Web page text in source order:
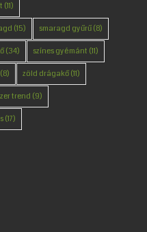
(11)
(15) smaragd gyűrű(8)
(34) színes gyémánt (11)
zöld drágakő(11)
trend (9)
(17)